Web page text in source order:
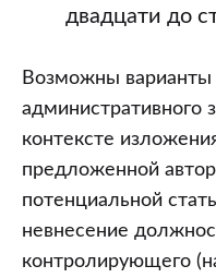
двадцати до
Возможны
административного
контексте
предложенной
потенциальной
невнесение
контролирующего